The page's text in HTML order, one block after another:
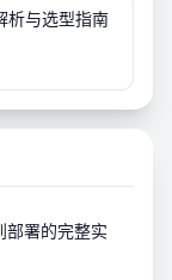
析与选型指南
部署的完整实